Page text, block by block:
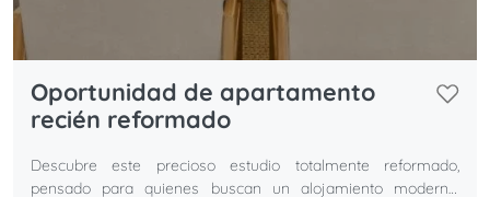
Oportunidad de apartamento
recién reformado
Descubre este precioso estudio totalmente reformado,
pensado para quienes buscan un alojamiento moderno,